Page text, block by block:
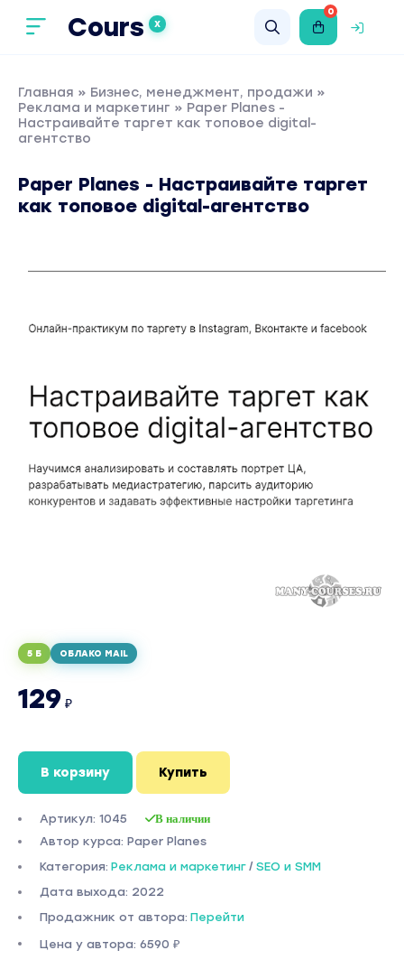
Cours X
0
Главная » Бизнес, менеджмент, продажи »
Реклама и маркетинг » Paper Planes -
Настраивайте таргет как топовое digital-
агентство
Paper Planes - Настраивайте таргет
как топовое digital-агентство
5 Б ОБЛАКО MAIL
129 ₽
В корзину Купить
Артикул: 1045 В наличии
Автор курса: Paper Planes
Категория: Реклама и маркетинг / SEO и SMM
Дата выхода: 2022
Продажник от автора: Перейти
Цена у автора: 6590 ₽